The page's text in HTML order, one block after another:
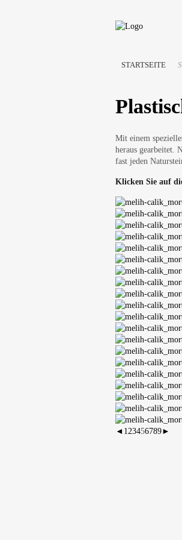
STARTSEITE
Mit einem
heraus gearbeitet.
fast jeden
Klicken Sie auf
◄ 123456789►